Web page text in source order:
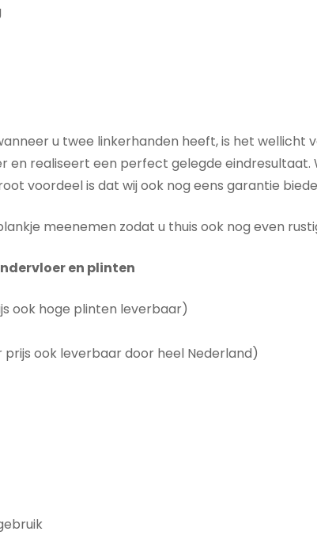
u twee linkerhanden heeft, is het wellicht
realiseert een perfect gelegde eindresultaat.
voordeel is dat wij ook nog eens garantie
meenemen zodat u thuis ook nog even
en plinten
ook hoge plinten leverbaar)
ook leverbaar door heel Nederland)